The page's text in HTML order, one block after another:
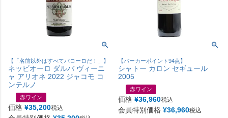
【「名前以外はすべてバローロだ！」】
ネッビオーロ ダルバ ヴィーニ
ャ アリオネ 2022 ジャコモ コ
ンテルノ
赤ワイン
価格 ¥35,200税込
【パーカーポイント94点】
シャトー カロン セギュール
2005
赤ワイン
価格 ¥36,960税込
会員特別価格 ¥36,960税込